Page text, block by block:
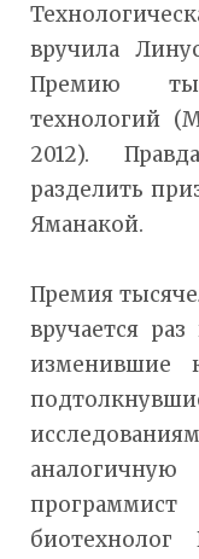
вручила
Премию
технологий
2012).
разделить
Яманакой.
Премия
вручается
изменившие